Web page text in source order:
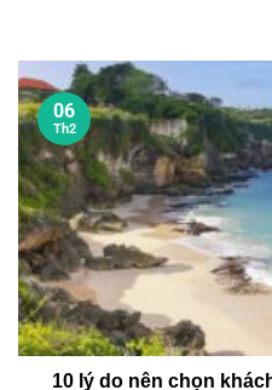
10 lý do nên chọn
06
Th2